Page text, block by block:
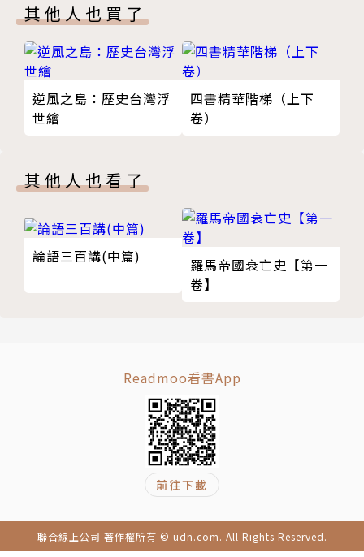
讓外國人看見的又是什麼？150年來，兩者之間似乎存
在著相當程度的落差，西方人往往期待看到古老而傳統
的日本，日本人卻意圖展現先進科技與現代文明……透
中的東洋遇見現實中的日本，會擦出怎樣的火花？日本
又如何經由西方的評價而重新認識自我？
本書透過日本與西方的觀點互為對照，以時代為主
等面向探討觀光的本質，爬梳日本觀光的過去、現在與
未來，走過寒冬，反思「觀光立國」的真諦。
1957年出生於東京，畢業自早稻田大學第一文學
部，主修心理學（社會心理學）。曾任實業之日本社的
經濟雜誌記者、旅行導覽手冊系列總編輯（亦提供資料
予臺灣版及韓國版），其後成為自由文字工作者，針對
日本國內旅遊、鐵道、地形散步、天然災害等主題蒐集
資料並撰稿，文章散見各雜誌。
主要著作有《彩色版 東京鐵道遺產100選》（中
比起餐飲，更重視的是如何對付蚊蟲及跳蚤
涵蓋外國人評價的旅行導覽手冊
東京高居第一、京都名列第二，遙遙領先第三名
日光位居第三，神佛分離政策未引發宗教戰爭，令外國
人大感驚奇
溫泉勝地箱根名列第四
登山路線也不少
4 明治時代的外國人所介紹的東京
對前政權的城塞及墓地大感興趣
對西洋建築不屑一顧
推薦的東京餐廳都是江戶時代開業的老字號
5 介紹京都及奈良時特別重視其獨特的宗教觀
伏見稻荷大社的風潮所帶來的啟示
第二章 明治時期外國人的旅日環境
1 幕末至明治前期——離開居留地及遊步區域的探險之
對國內自由旅行的限制
內地通行權成為修訂條約的交涉籌碼
以巴黎為模仿對象
其他人也買了
逆風之島：歷史台灣浮
世繪
四書精華階梯（上下
卷）
其他人也看了
論語三百講(中篇)
羅馬帝國衰亡史【第一
卷】
Readmoo看書App
前往下載
聯合線上公司 著作權所有 © udn.com. All Rights Reserved.